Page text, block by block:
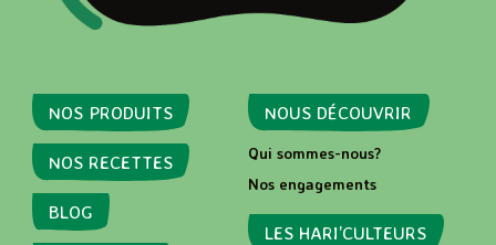
NOS PRODUITS
NOS RECETTES
BLOG
NOUS DÉCOUVRIR
Qui sommes-nous?
Nos engagements
LES HARI’CULTEURS